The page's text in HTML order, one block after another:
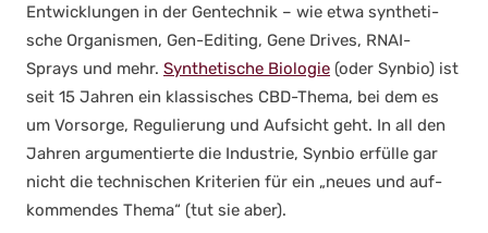
Ent­wick­lun­gen in der Gen­tech­nik – wie etwa syn­the­ti­
sche Orga­nis­men, Gen-Editing, Gene Dri­ves, RNAI-
Sprays und mehr. Syn­the­ti­sche Bio­lo­gie (oder Syn­bio) ist
seit 15 Jah­ren ein klas­si­sches CBD-The­ma, bei dem es
um Vor­sor­ge, Regu­lie­rung und Auf­sicht geht. In all den
Jah­ren argu­men­tier­te die Indus­trie, Syn­bio erfül­le gar
nicht die tech­ni­schen Kri­te­ri­en für ein „neu­es und auf­
kom­men­des The­ma“ (tut sie aber).